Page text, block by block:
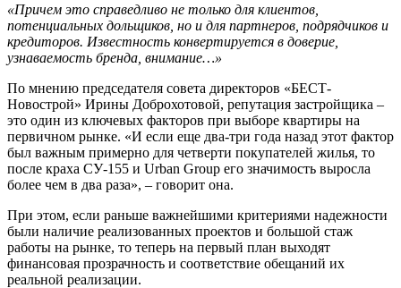
«Причем это справедливо не только для клиентов,
потенциальных дольщиков, но и для партнеров, подрядчиков и
кредиторов. Известность конвертируется в доверие,
узнаваемость бренда, внимание…»
По мнению председателя совета директоров «БЕСТ-
Новострой» Ирины Доброхотовой, репутация застройщика –
это один из ключевых факторов при выборе квартиры на
первичном рынке. «И если еще два-три года назад этот фактор
был важным примерно для четверти покупателей жилья, то
после краха СУ-155 и Urban Group его значимость выросла
более чем в два раза», – говорит она.
При этом, если раньше важнейшими критериями надежности
были наличие реализованных проектов и большой стаж
работы на рынке, то теперь на первый план выходят
финансовая прозрачность и соответствие обещаний их
реальной реализации.